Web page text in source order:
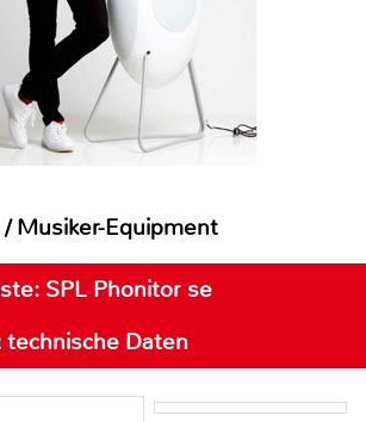
Musiker-Equipment
SPL Phonitor se
Daten